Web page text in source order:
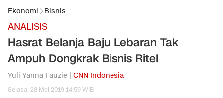
Ekonomi Bisnis
ANALISIS
Hasrat Belanja Baju Lebaran Tak
Ampuh Dongkrak Bisnis Ritel
Yuli Yanna Fauzie | CNN Indonesia
Selasa, 28 Mei 2019 14:59 WIB